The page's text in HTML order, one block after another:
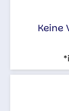
Keine